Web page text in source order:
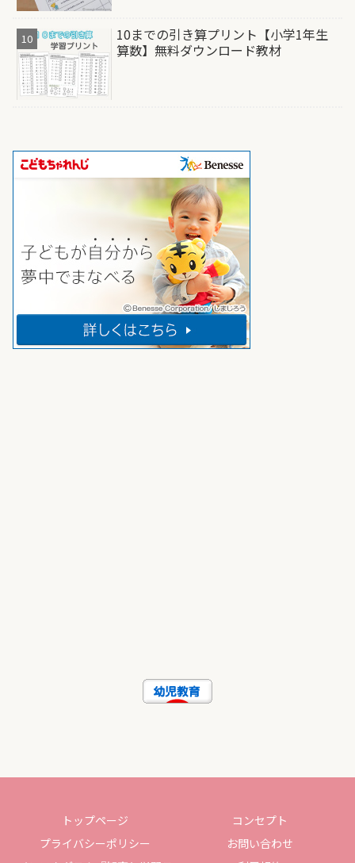
10までの引き算プリント【小学1年生
算数】無料ダウンロード教材
トップページ
コンセプト
プライバシーポリシー
お問い合わせ